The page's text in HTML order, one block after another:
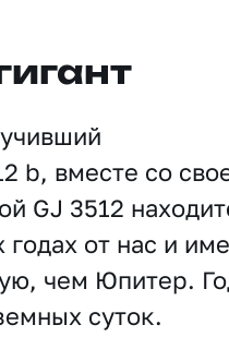
b, вместе со
GJ 3512
годах от нас и
чем Юпитер.
суток.